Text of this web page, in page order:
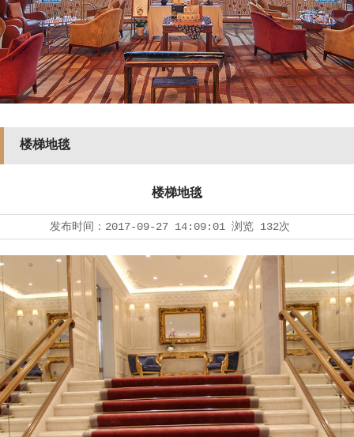
楼梯地毯
楼梯地毯
发布时间： 2017-09-27 14:09:01 浏览 132次